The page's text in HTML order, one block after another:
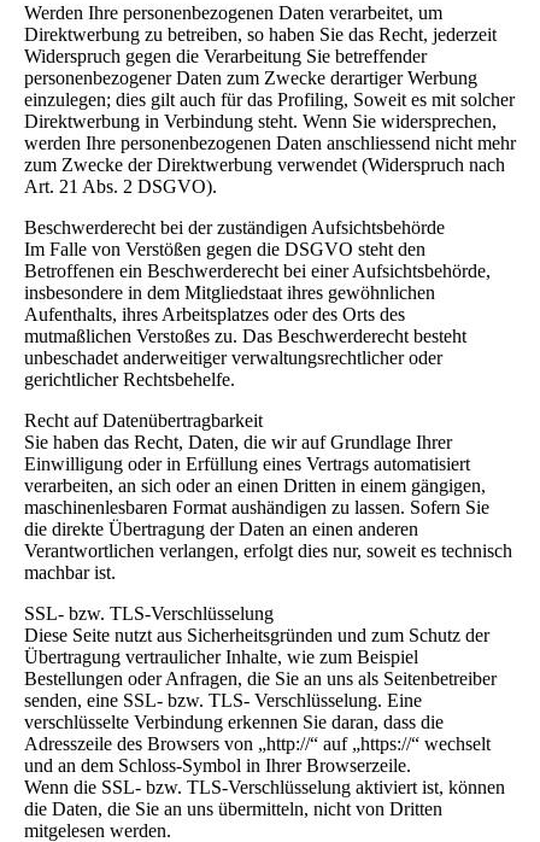
Werden Ihre personenbezogenen Daten verarbeitet, um
Direktwerbung zu betreiben, so haben Sie das Recht, jederzeit
Widerspruch gegen die Verarbeitung Sie betreffender
personenbezogener Daten zum Zwecke derartiger Werbung
einzulegen; dies gilt auch für das Profiling, Soweit es mit solcher
Direktwerbung in Verbindung steht. Wenn Sie widersprechen,
werden Ihre personenbezogenen Daten anschliessend nicht mehr
zum Zwecke der Direktwerbung verwendet (Widerspruch nach
Art. 21 Abs. 2 DSGVO).
Beschwerderecht bei der zuständigen Aufsichtsbehörde
Im Falle von Verstößen gegen die DSGVO steht den
Betroffenen ein Beschwerderecht bei einer Aufsichtsbehörde,
insbesondere in dem Mitgliedstaat ihres gewöhnlichen
Aufenthalts, ihres Arbeitsplatzes oder des Orts des
mutmaßlichen Verstoßes zu. Das Beschwerderecht besteht
unbeschadet anderweitiger verwaltungsrechtlicher oder
gerichtlicher Rechtsbehelfe.
Recht auf Datenübertragbarkeit
Sie haben das Recht, Daten, die wir auf Grundlage Ihrer
Einwilligung oder in Erfüllung eines Vertrags automatisiert
verarbeiten, an sich oder an einen Dritten in einem gängigen,
maschinenlesbaren Format aushändigen zu lassen. Sofern Sie
die direkte Übertragung der Daten an einen anderen
Verantwortlichen verlangen, erfolgt dies nur, soweit es technisch
machbar ist.
SSL- bzw. TLS-Verschlüsselung
Diese Seite nutzt aus Sicherheitsgründen und zum Schutz der
Übertragung vertraulicher Inhalte, wie zum Beispiel
Bestellungen oder Anfragen, die Sie an uns als Seitenbetreiber
senden, eine SSL- bzw. TLS- Verschlüsselung. Eine
verschlüsselte Verbindung erkennen Sie daran, dass die
Adresszeile des Browsers von „http://“ auf „https://“ wechselt
und an dem Schloss-Symbol in Ihrer Browserzeile.
Wenn die SSL- bzw. TLS-Verschlüsselung aktiviert ist, können
die Daten, die Sie an uns übermitteln, nicht von Dritten
mitgelesen werden.